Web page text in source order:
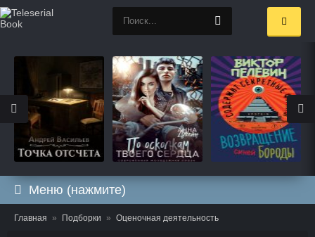
Меню (нажмите)
Главная Подборки Оценочная деятельность